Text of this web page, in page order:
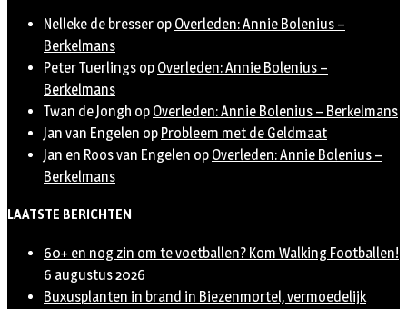
Nelleke de bresser op Overleden: Annie Bolenius –
Berkelmans
Peter Tuerlings op Overleden: Annie Bolenius –
Berkelmans
Twan de Jongh op Overleden: Annie Bolenius – Berkelmans
Jan van Engelen op Probleem met de Geldmaat
Jan en Roos van Engelen op Overleden: Annie Bolenius –
Berkelmans
LAATSTE BERICHTEN
60+ en nog zin om te voetballen? Kom Walking Footballen!
6 augustus 2026
Buxusplanten in brand in Biezenmortel, vermoedelijk